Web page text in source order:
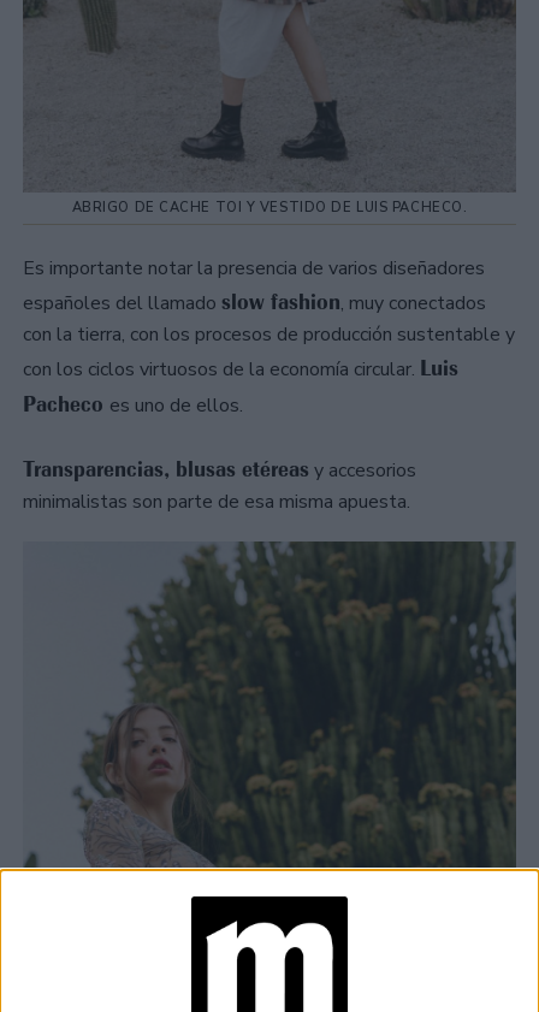
ABRIGO DE CACHE TOI Y VESTIDO DE LUIS PACHECO.
Es importante notar la presencia de varios diseñadores
españoles del llamado slow fashion, muy conectados
con la tierra, con los procesos de producción sustentable y
con los ciclos virtuosos de la economía circular. Luis
Pacheco es uno de ellos.
Transparencias, blusas etéreas y accesorios
minimalistas son parte de esa misma apuesta.